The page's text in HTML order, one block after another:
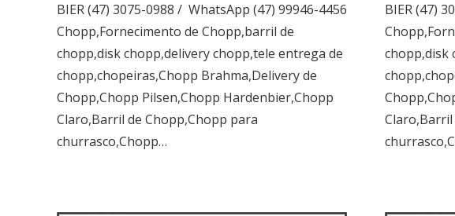
BIER (47) 3075-0988 / WhatsApp (47) 99946-4456
Chopp,Fornecimento de Chopp,barril de
chopp,disk chopp,delivery chopp,tele entrega de
chopp,chopeiras,Chopp Brahma,Delivery de
Chopp,Chopp Pilsen,Chopp Hardenbier,Chopp
Claro,Barril de Chopp,Chopp para
churrasco,Chopp…
BIER (47)
chopp,disk